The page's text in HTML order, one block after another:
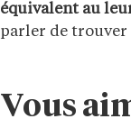
équivalent au
parler de trouver
Vous